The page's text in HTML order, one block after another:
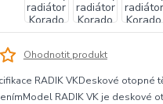
Ohodnotit produkt
RADIK VKDeskové otopné
RADIK VK je deskové